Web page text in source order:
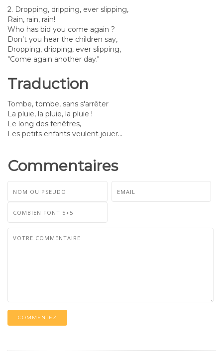
2. Dropping, dripping, ever slipping,
Rain, rain, rain!
Who has bid you come again ?
Don’t you hear the children say,
Dropping, dripping, ever slipping,
"Come again another day."
Traduction
Tombe, tombe, sans s'arrêter
La pluie, la pluie, la pluie !
Le long des fenêtres,
Les petits enfants veulent jouer...
Commentaires
COMMENTEZ